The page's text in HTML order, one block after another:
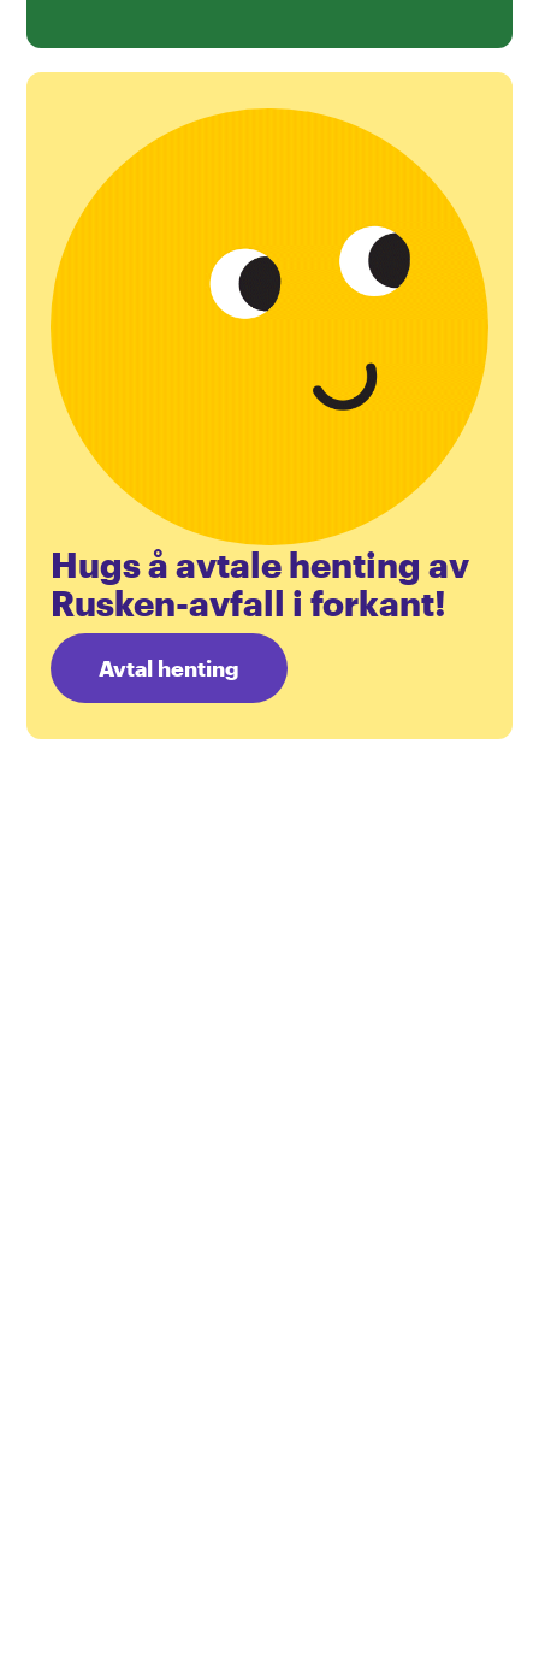
Hugs å avtale henting av
Rusken-avfall i forkant!
Avtal henting